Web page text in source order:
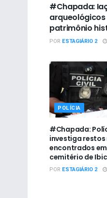
#Chapada:
patrimônio
POR ESTAGIÁRIO 2
POLÍCIA
#Chapada:
investiga
encontrados
cemitério de
POR ESTAGIÁRIO 2